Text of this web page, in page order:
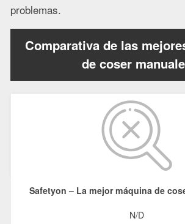
problemas.
Comparativa de las
de coser
Safetyon – La mejor máquina de
N/D